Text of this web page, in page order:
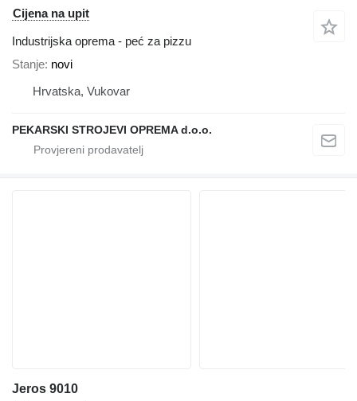
Cijena na upit
Industrijska oprema - peć za pizzu
Stanje novi
Hrvatska, Vukovar
PEKARSKI STROJEVI OPREMA d.o.o.
Jeros 9010